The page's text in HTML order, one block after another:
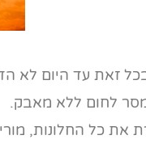
זאת עד היום לא
לחום ללא מאבק.
את כל החלונות,